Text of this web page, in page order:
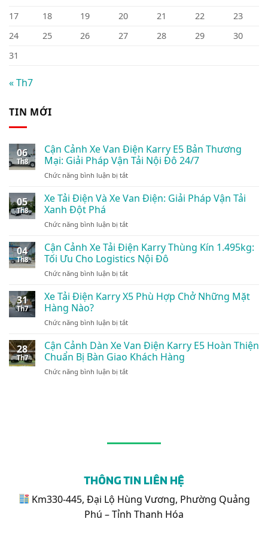
17
18 19 20 21 22
23
24
25 26 27 28 29
30
31
« Th7
TIN MỚI
06
Th8
Cận Cảnh Xe Van Điện Karry E5 Bản Thương
Mại: Giải Pháp Vận Tải Nội Đô 24/7
Chức năng bình luận bị tắtở
Cảnh
Điện
E5
Bản
Thương
Mại:
Pháp
Nội
24/7
05
Th8
Xe Tải Điện Và Xe Van Điện: Giải Pháp Vận Tải
Xanh Đột Phá
Chức năng bình luận bị tắtở
Tải
Điện
Và
Xe
Điện:
Vận
Xanh
Đột
04
Th8
Cận Cảnh Xe Tải Điện Karry Thùng Kín 1.495kg:
Tối Ưu Cho Logistics Nội Đô
Chức năng bình luận bị tắtở
Cảnh
Điện
Thùng
Kín
Tối
31
Th7
Xe Tải Điện Karry X5 Phù Hợp Chở Những Mặt
Hàng Nào?
Chức năng bình luận bị tắtở
Tải
Điện
Karry
X5
Nào?
28
Th7
Cận Cảnh Dàn Xe Van Điện Karry E5 Hoàn Thiện
Chuẩn Bị Bàn Giao Khách Hàng
Chức năng bình luận bị tắtở
Karry
Chuẩn
Bàn
Giao
THÔNG TIN LIÊN HỆ
Km330-445, Đại Lộ Hùng Vương, Phường Quảng
Phú – Tỉnh Thanh Hóa